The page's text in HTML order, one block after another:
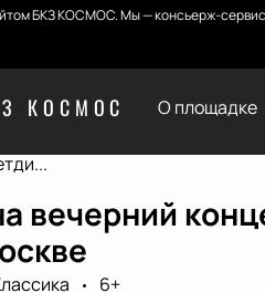
БКЗ КОСМОС. Мы — консьерж-
КОСМОС О площадке
вечерний
6+